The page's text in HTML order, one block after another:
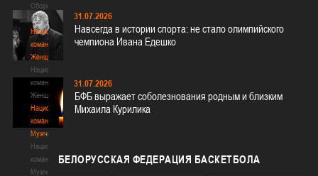
Сборные
3х3
Национальная
команда.
Женщины
Национальная
команда.
Женщины
Национальная
команда.
Мужчины
Национальная
команда.
Мужчины
31.07.2026
Навсегда в истории спорта: не стало олимпийского
чемпиона Ивана Едешко
31.07.2026
БФБ выражает соболезнования родным и близким
Михаила Курилика
БЕЛОРУССКАЯ ФЕДЕРАЦИЯ БАСКЕТБОЛА